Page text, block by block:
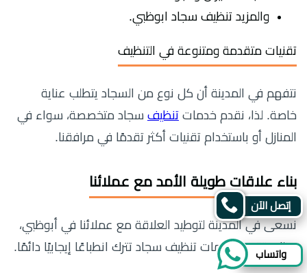
والمزيد تنظيف سجاد ابوظبي.
تقنيات متقدمة ومتنوعة في التنظيف
نتفهم في المدينة أن كل نوع من السجاد يتطلب عناية
خاصة. لذا، نقدم خدمات تنظيف سجاد متخصصة، سواء في
المنازل أو باستخدام تقنيات أكثر تقدمًا في مرافقنا.
بناء علاقات طويلة الأمد مع عملائنا
نسعى في المدينة لتوطيد العلاقة مع عملائنا في أبوظبي،
وذلك بتقديم خدمات تنظيف سجاد تترك انطباعًا إيجابيًا دائمًا.
إتصل الآن
واتساب